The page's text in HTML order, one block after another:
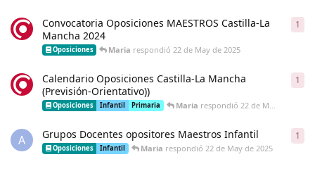
Convocatoria Oposiciones MAESTROS Castilla-La
Mancha 2024
Oposiciones Maria respondió22 de May de 2025
1
Calendario Oposiciones Castilla-La Mancha
(Previsión-Orientativo))
Oposiciones Infantil Primaria Maria respondió22 de May de 2025
1
A Grupos Docentes opositores Maestros Infantil
Oposiciones Infantil Maria respondió 22 de May de 2025
1